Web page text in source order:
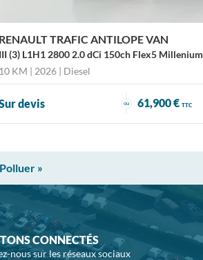
RENAULT TRAFIC ANTILOPE VAN
III (3) L1H1 2800 2.0 dCi 150ch Flex5 Millenium
10 KM | 2026 | Diesel
devis ou 61,900 € TTC
»
CONNECTÉS
nous sur les réseaux sociaux